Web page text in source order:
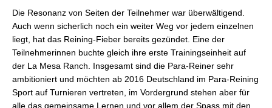
Die Resonanz von Seiten der Teilnehmer war überwältigend.
Auch wenn sicherlich noch ein weiter Weg vor jedem einzelnen
liegt, hat das Reining-Fieber bereits gezündet. Eine der
Teilnehmerinnen buchte gleich ihre erste Trainingseinheit auf
der La Mesa Ranch. Insgesamt sind die Para-Reiner sehr
ambitioniert und möchten ab 2016 Deutschland im Para-Reining
Sport auf Turnieren vertreten, im Vordergrund stehen aber für
alle das gemeinsame Lernen und vor allem der Spass mit den